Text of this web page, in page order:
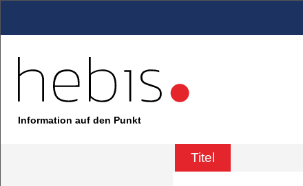
Information auf den Punkt
Titel